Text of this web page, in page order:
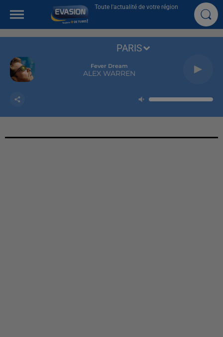
Toute l'actualité de votre région
Fever Dream
ALEX WARREN
PARIS